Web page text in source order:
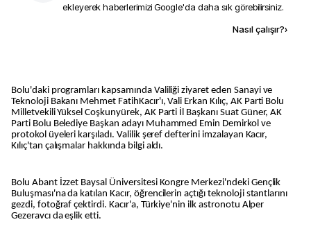
ekleyerek haberlerimizi Google'da daha sık görebilirsiniz.
Nasıl çalışır?›
Bolu'daki programları kapsamında Valiliği ziyaret eden Sanayi ve
Teknoloji Bakanı Mehmet FatihKacır'ı, Vali Erkan Kılıç, AK Parti Bolu
Milletvekili Yüksel Coşkunyürek, AK Parti İl Başkanı Suat Güner, AK
Parti Bolu Belediye Başkan adayı Muhammed Emin Demirkol ve
protokol üyeleri karşıladı. Valilik şeref defterini imzalayan Kacır,
Kılıç'tan çalışmalar hakkında bilgi aldı.
Bolu Abant İzzet Baysal Üniversitesi Kongre Merkezi'ndeki Gençlik
Buluşması'na da katılan Kacır, öğrencilerin açtığı teknoloji stantlarını
gezdi, fotoğraf çektirdi. Kacır'a, Türkiye'nin ilk astronotu Alper
Gezeravcı da eşlik etti.